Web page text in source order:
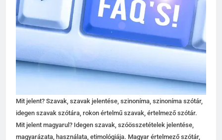
Mit jelent? Szavak, szavak jelentése, szinoníma, szinoníma szótár,
idegen szavak szótára, rokon értelmű szavak, értelmező szótár.
Mit jelent magyarul? Idegen szavak, szóösszetételek jelentése,
magyarázata, használata, etimológiája. Magyar értelmező szótár,